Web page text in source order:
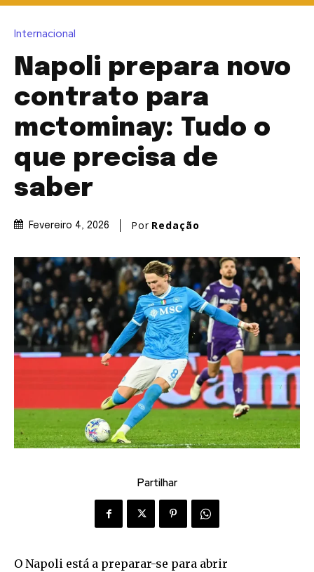
Internacional
Napoli prepara novo
contrato para
mctominay: Tudo o
que precisa de
saber
Fevereiro 4, 2026 Por Redação
Partilhar
O Napoli está a preparar-se para abrir